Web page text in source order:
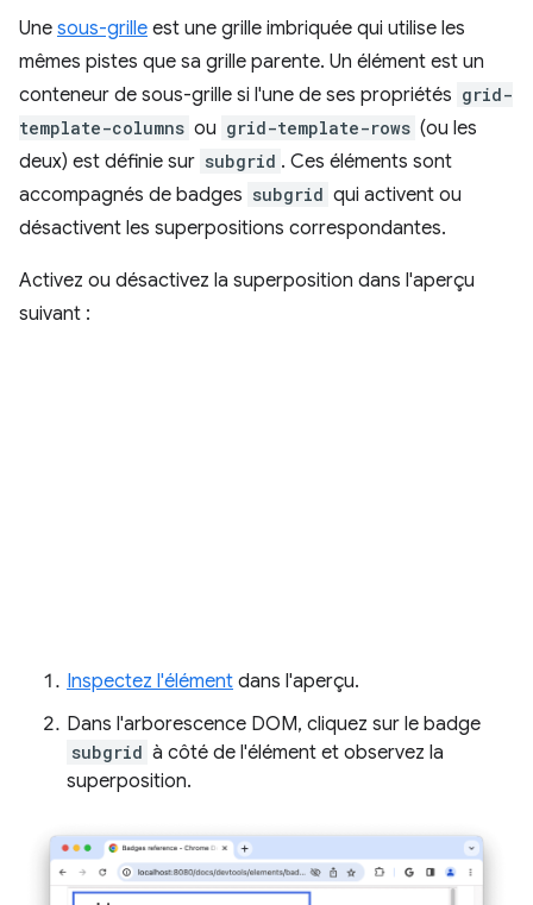
Une sous-grille est une grille imbriquée qui utilise les
mêmes pistes que sa grille parente. Un élément est un
conteneur de sous-grille si l'une de ses propriétés grid-
template-columns ou grid-template-rows (ou les
deux) est définie sur subgrid . Ces éléments sont
accompagnés de badges subgrid qui activent ou
désactivent les superpositions correspondantes.
Activez ou désactivez la superposition dans l'aperçu
suivant :
Inspectez l'élément dans l'aperçu.
Dans l'arborescence DOM, cliquez sur le badge
subgrid à côté de l'élément et observez la
superposition.